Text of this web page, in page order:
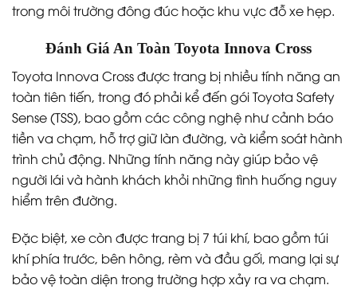
trong môi trường đông đúc hoặc khu vực đỗ xe hẹp.
Đánh Giá An Toàn Toyota Innova Cross
Toyota Innova Cross được trang bị nhiều tính năng an
toàn tiên tiến, trong đó phải kể đến gói Toyota Safety
Sense (TSS), bao gồm các công nghệ như cảnh báo
tiền va chạm, hỗ trợ giữ làn đường, và kiểm soát hành
trình chủ động. Những tính năng này giúp bảo vệ
người lái và hành khách khỏi những tình huống nguy
hiểm trên đường.
Đặc biệt, xe còn được trang bị 7 túi khí, bao gồm túi
khí phía trước, bên hông, rèm và đầu gối, mang lại sự
bảo vệ toàn diện trong trường hợp xảy ra va chạm.